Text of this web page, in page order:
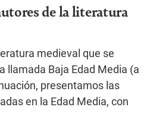
de la literatura
medieval que se
llamada Baja Edad Media (a
presentamos las
en la Edad Media, con